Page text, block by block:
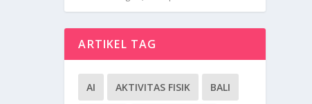
ARTIKEL TAG
AI AKTIVITAS FISIK BALI